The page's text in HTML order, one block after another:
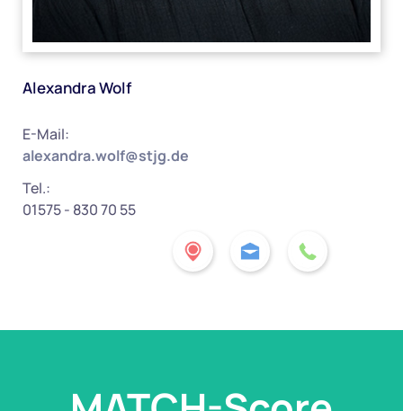
Alexandra Wolf
E-Mail:
alexandra.wolf@stjg.de
Tel.:
01575 - 830 70 55